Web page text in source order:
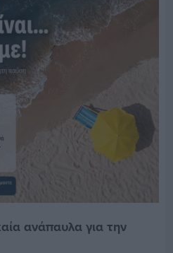
ανάπαυλα για την